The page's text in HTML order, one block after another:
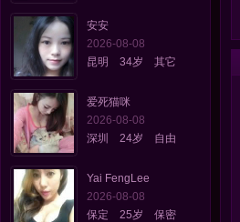
安安
2026-08-08
昆明 34岁 其它
爱死猫咪
2026-08-08
深圳 24岁 自由
Yai FengLee
2026-08-08
保定 25岁 保密